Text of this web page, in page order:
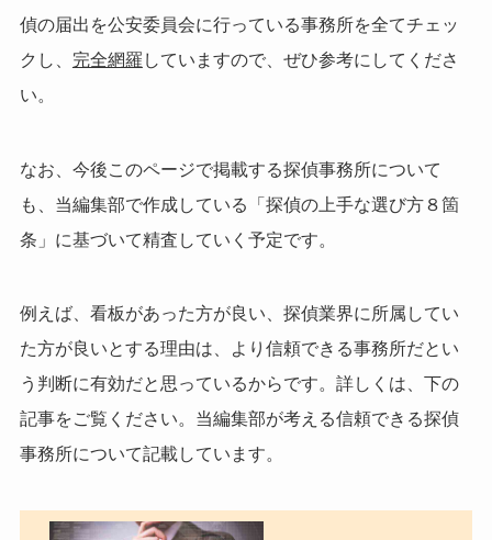
偵の届出を公安委員会に行っている事務所を全てチェッ
クし、 完全網羅 していますので、ぜひ参考にしてくださ
い。
なお、今後このページで掲載する探偵事務所について
も、当編集部で作成している「探偵の上手な選び方８箇
条」に基づいて精査していく予定です。
例えば、看板があった方が良い、探偵業界に所属してい
た方が良いとする理由は、より信頼できる事務所だとい
う判断に有効だと思っているからです。詳しくは、下の
記事をご覧ください。当編集部が考える信頼できる探偵
事務所について記載しています。